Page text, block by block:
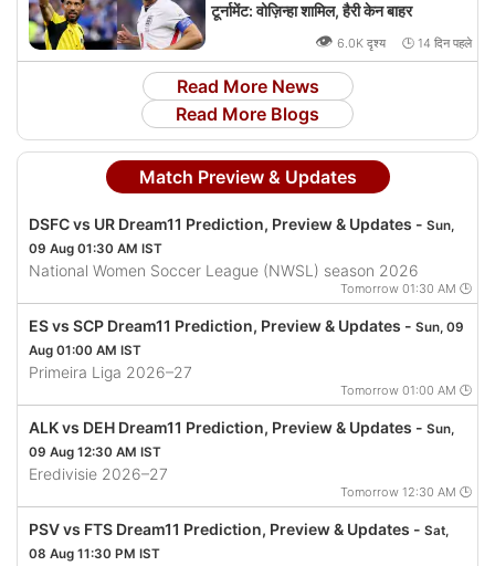
टूर्नामेंट: वोज़िन्हा शामिल, हैरी केन बाहर
👁 6.0K दृश्य 🕒 14 दिन पहले
Read More News
Read More Blogs
Match Preview & Updates
DSFC vs UR Dream11 Prediction, Preview & Updates - Sun,
09 Aug 01:30 AM IST
National Women Soccer League (NWSL) season 2026
Tomorrow 01:30 AM 🕒
ES vs SCP Dream11 Prediction, Preview & Updates - Sun, 09
Aug 01:00 AM IST
Primeira Liga 2026–27
Tomorrow 01:00 AM 🕒
ALK vs DEH Dream11 Prediction, Preview & Updates - Sun,
09 Aug 12:30 AM IST
Eredivisie 2026–27
Tomorrow 12:30 AM 🕒
PSV vs FTS Dream11 Prediction, Preview & Updates - Sat,
08 Aug 11:30 PM IST